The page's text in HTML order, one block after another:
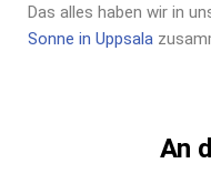
Das alles haben wir in
Sonne in Uppsala
An